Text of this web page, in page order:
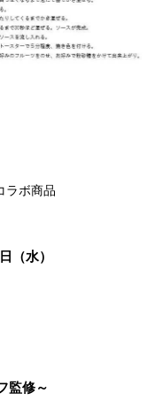
ラボ商品
日（水）
監修～